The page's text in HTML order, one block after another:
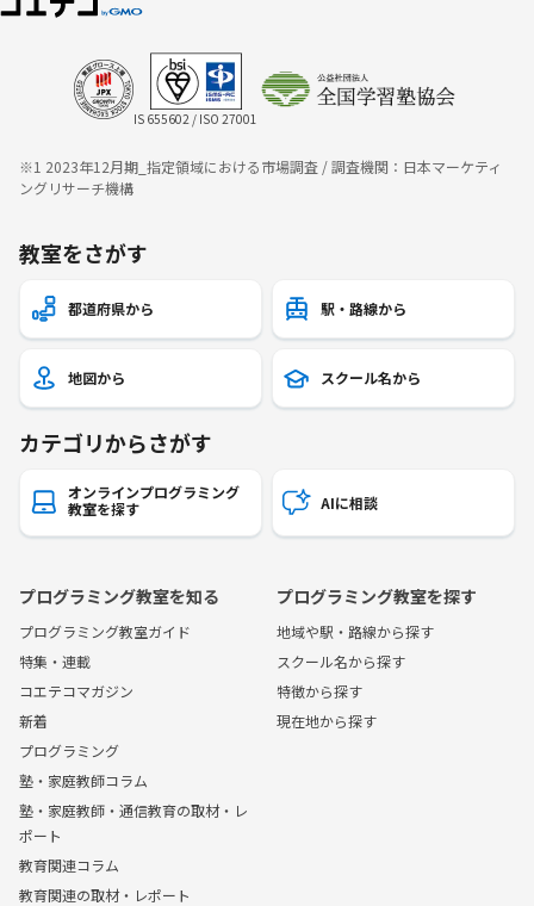
IS 655602 / ISO 27001
※1 2023年12月期_指定領域における市場調査 / 調査機関：日本マーケティ
ングリサーチ機構
教室をさがす
都道府県から 駅・路線から
地図から スクール名から
カテゴリからさがす
オンラインプログラミング
教室を探す
AIに相談
プログラミング教室を知る
プログラミング教室ガイド
特集・連載
コエテコマガジン
新着
プログラミング
塾・家庭教師コラム
塾・家庭教師・通信教育の取材・レ
ポート
教育関連コラム
教育関連の取材・レポート
プログラミング教室を探す
地域や駅・路線から探す
スクール名から探す
特徴から探す
現在地から探す